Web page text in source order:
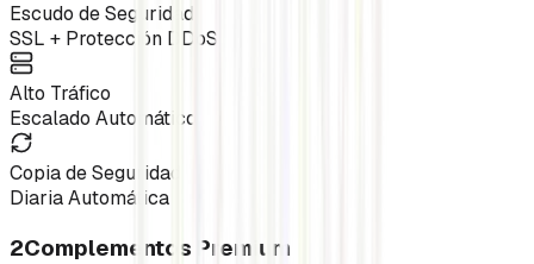
Escudo de Seguridad
SSL + Protección DDoS
Alto Tráfico
Escalado Automático
Copia de Seguridad
Diaria Automática
2Complementos Premium